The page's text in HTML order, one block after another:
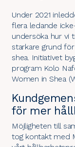
Under 2021
flera ledande
undersöka hur vi
starkare grund
shea. Initiativet
program Kolo
Women in Shea
för mer
Möjligheten till
tog kontakt med